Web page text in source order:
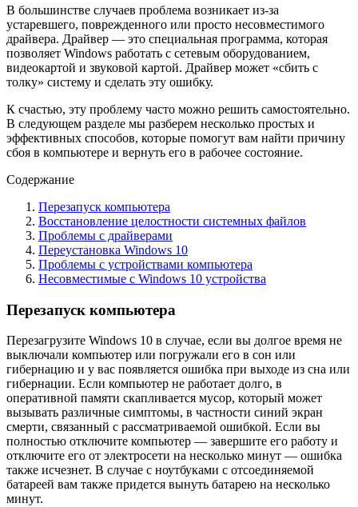
В большинстве случаев проблема возникает из-за
устаревшего, поврежденного или просто несовместимого
драйвера. Драйвер — это специальная программа, которая
позволяет Windows работать с сетевым оборудованием,
видеокартой и звуковой картой. Драйвер может «сбить с
толку» систему и сделать эту ошибку.
К счастью, эту проблему часто можно решить самостоятельно.
В следующем разделе мы разберем несколько простых и
эффективных способов, которые помогут вам найти причину
сбоя в компьютере и вернуть его в рабочее состояние.
Содержание
Перезапуск компьютера
Восстановление целостности системных файлов
Проблемы с драйверами
Переустановка Windows 10
Проблемы с устройствами компьютера
Несовместимые с Windows 10 устройства
Перезапуск компьютера
Перезагрузите Windows 10 в случае, если вы долгое время не
выключали компьютер или погрyжали его в сон или
гибернацию и у вас появляется ошибка при выходе из сна или
гибернации. Если компьютер не работает долго, в
оперативной памяти скапливается мусор, который может
вызывать различные симптомы, в частности синий экран
смерти, связанный с рассматриваемой ошибкой. Если вы
полностью отключите компьютер — завершите его работу и
отключите его от электросети на несколько минут — ошибка
также исчезнет. В случае с ноутбуками с отсоединяемой
батареей вам также придется вынуть батарею на несколько
минут.